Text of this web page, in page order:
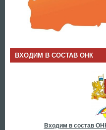
ВХОДИМ В СОСТАВ ОНК
Входим в состав